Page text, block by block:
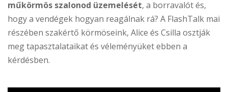
műkörmös szalonod üzemelését, a borravalót és,
hogy a vendégek hogyan reagálnak rá? A FlashTalk mai
részében szakértő körmöseink, Alice és Csilla osztják
meg tapasztalataikat és véleményüket ebben a
kérdésben.